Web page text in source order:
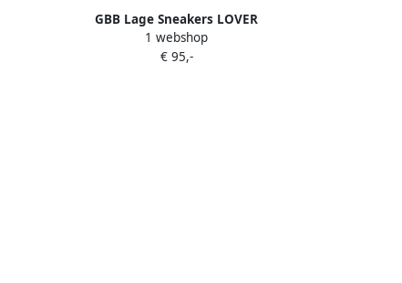
GBB Lage Sneakers LOVER
1 webshop
€ 95,-